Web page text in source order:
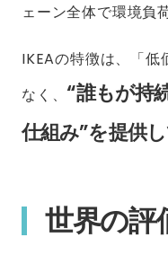
ェーン全体で環境負
IKEAの特徴は、「
なく、“誰もが持
仕組み”を提供
世界の評